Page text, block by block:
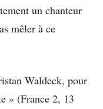
un chanteur
mêler à ce
Waldeck, pour
» (France 2, 13